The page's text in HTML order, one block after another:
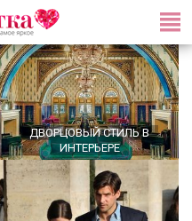
ДВОРЦОВЫЙ СТИЛЬ В
ИНТЕРЬЕРЕ